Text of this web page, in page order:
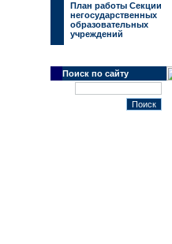
План работы Секции
негосударственных
образовательных
учреждений
Поиск по сайту